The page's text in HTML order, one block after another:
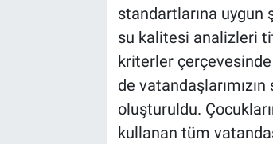
standartlarına uygun
su kalitesi analizleri
kriterler
de
oluşturuldu.
kullanan tüm